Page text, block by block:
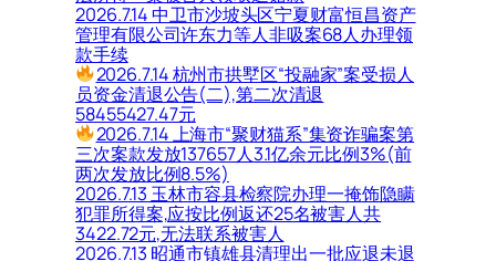
2026.7.14 中卫市沙坡头区宁夏财富恒昌资产
管理有限公司许东力等人非吸案68人办理领
款手续
2026.7.14 杭州市拱墅区“投融家”案受损人
员资金清退公告(二),第二次清退
58455427.47元
2026.7.14 上海市“聚财猫系”集资诈骗案第
三次案款发放137657人3.1亿余元比例3%(前
两次发放比例8.5%)
2026.7.13 玉林市容县检察院办理一掩饰隐瞒
犯罪所得案,应按比例返还25名被害人共
3422.72元,无法联系被害人
2026.7.13 昭通市镇雄县清理出一批应退未退